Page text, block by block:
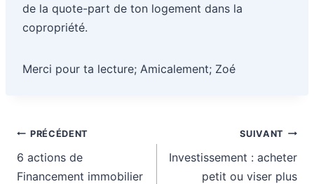
de la quote-part de ton logement dans la
copropriété.
Merci pour ta lecture; Amicalement; Zoé
Navigation
de
l’article
PRÉCÉDENT
6 actions de
Financement immobilier
SUIVANT
Investissement : acheter
petit ou viser plus